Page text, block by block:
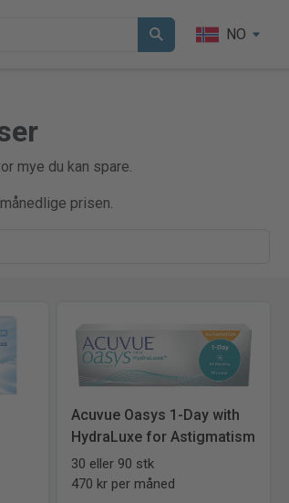
NO
mye du kan spare.
prisen.
Acuvue Oasys 1-Day with
HydraLuxe for Astigmatism
30 eller 90 stk
470 kr per måned